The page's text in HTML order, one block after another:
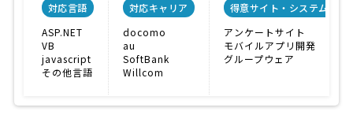
対応言語
ASP.NET
VB
javascript
その他言語
対応キャリア
docomo
au
SoftBank
Willcom
得意サイト・システム
アンケートサイト
モバイルアプリ開発
グループウェア